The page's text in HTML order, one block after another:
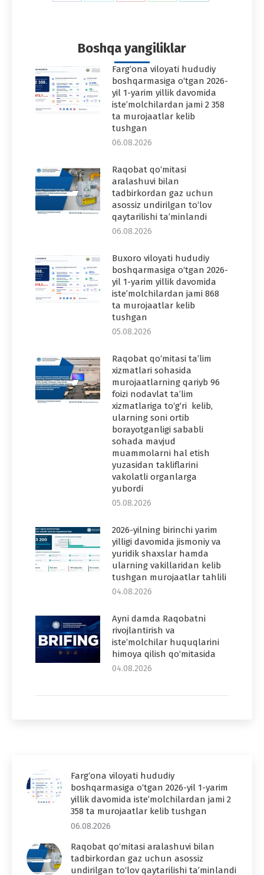
Boshqa yangiliklar
Farg‘ona viloyati hududiy
boshqarmasiga o‘tgan 2026-
yil 1-yarim yillik davomida
iste’molchilardan jami 2 358
ta murojaatlar kelib
tushgan
06.08.2026
Raqobat qo‘mitasi
aralashuvi bilan
tadbirkordan gaz uchun
asossiz undirilgan to‘lov
qaytarilishi ta’minlandi
06.08.2026
Buxoro viloyati hududiy
boshqarmasiga o‘tgan 2026-
yil 1-yarim yillik davomida
iste’molchilardan jami 868
ta murojaatlar kelib
tushgan
05.08.2026
Raqobat qo‘mitasi ta’lim
xizmatlari sohasida
murojaatlarning qariyb 96
foizi nodavlat ta’lim
xizmatlariga to‘g‘ri kelib,
ularning soni ortib
borayotganligi sababli
sohada mavjud
muammolarni hal etish
yuzasidan takliflarini
vakolatli organlarga
yubordi
05.08.2026
2026-yilning birinchi yarim
yilligi davomida jismoniy va
yuridik shaxslar hamda
ularning vakillaridan kelib
tushgan murojaatlar tahlili
04.08.2026
Ayni damda Raqobatni
rivojlantirish va
iste’molchilar huquqlarini
himoya qilish qo‘mitasida
04.08.2026
Farg‘ona viloyati hududiy
boshqarmasiga o‘tgan 2026-yil 1-yarim
yillik davomida iste’molchilardan jami 2
358 ta murojaatlar kelib tushgan
06.08.2026
Raqobat qo‘mitasi aralashuvi bilan
tadbirkordan gaz uchun asossiz
undirilgan to‘lov qaytarilishi ta’minlandi